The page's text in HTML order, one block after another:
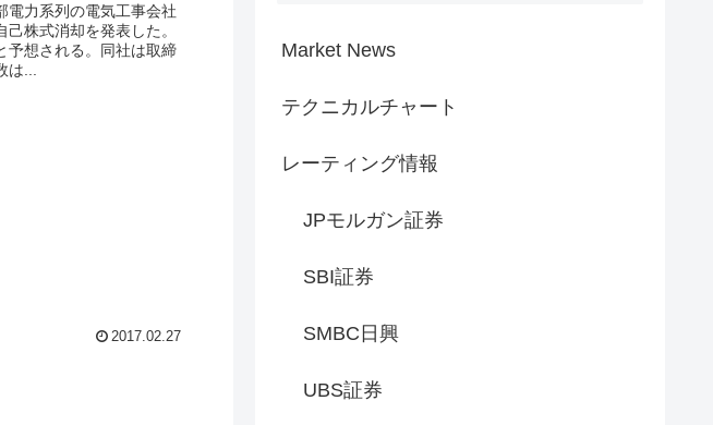
電力系列の電気工事会社
株式消却を発表した。
予想される。同社は取締
...
2017.02.27
Market News
テクニカルチャート
レーティング情報
JPモルガン証券
SBI証券
SMBC日興
UBS証券